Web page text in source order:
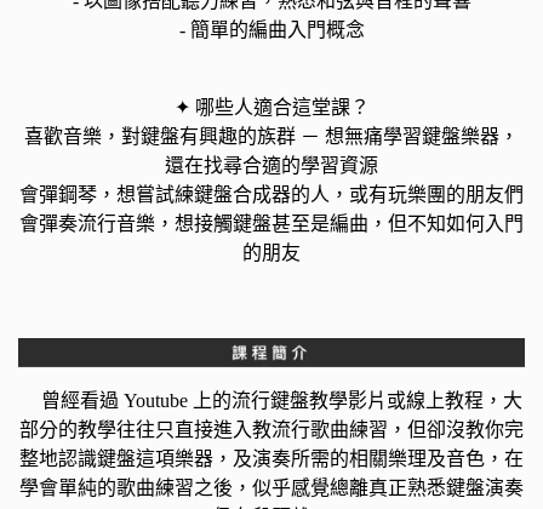
- 簡單的編曲入門概念
✦ 哪些人適合這堂課？
喜歡音樂，對鍵盤有興趣的族群 － 想無痛學習鍵盤樂器，
還在找尋合適的學習資源
會彈鋼琴，想嘗試練鍵盤合成器的人，或有玩樂團的朋友們
會彈奏流行音樂，想接觸鍵盤甚至是編曲，但不知如何入門
的朋友
曾經看過 Youtube 上的流行鍵盤教學影片或線上教程，大
部分的教學往往只直接進入教流行歌曲練習，但卻沒教你完
整地認識鍵盤這項樂器，及演奏所需的相關樂理及音色，在
學會單純的歌曲練習之後，似乎感覺總離真正熟悉鍵盤演奏